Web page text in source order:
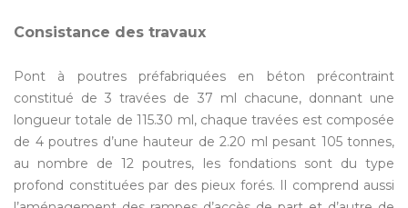
Consistance des travaux
Pont à poutres préfabriquées en béton précontraint
constitué de 3 travées de 37 ml chacune, donnant une
longueur totale de 115.30 ml, chaque travées est composée
de 4 poutres d’une hauteur de 2.20 ml pesant 105 tonnes,
au nombre de 12 poutres, les fondations sont du type
profond constituées par des pieux forés. Il comprend aussi